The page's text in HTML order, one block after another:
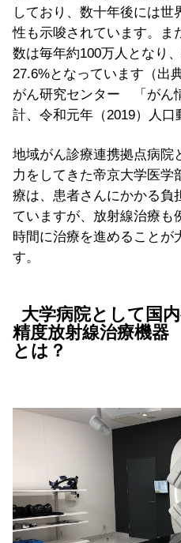
しており、数十年後には世
性も示唆されています。ま
数は毎年約100万人となり
27.6%となっています（
がん研究センター 「がん
計、令和元年（2019）人口
地域がん診療連携拠点病院
力をしてきた帝京大学医学
療は、患者さんにかかる負
ていますが、放射線治療も
時間に治療を進めることが
す。
大学病院として国
精度放射線治療機器
とは？